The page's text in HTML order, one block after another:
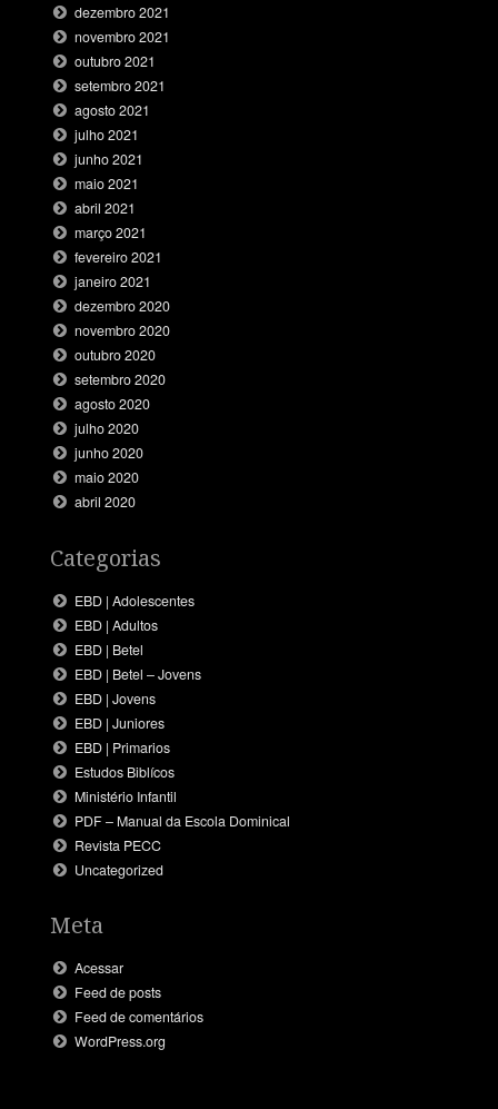
dezembro 2021
novembro 2021
outubro 2021
setembro 2021
agosto 2021
julho 2021
junho 2021
maio 2021
abril 2021
março 2021
fevereiro 2021
janeiro 2021
dezembro 2020
novembro 2020
outubro 2020
setembro 2020
agosto 2020
julho 2020
junho 2020
maio 2020
abril 2020
Categorias
EBD | Adolescentes
EBD | Adultos
EBD | Betel
EBD | Betel – Jovens
EBD | Jovens
EBD | Juniores
EBD | Primarios
Estudos Biblícos
Ministério Infantil
PDF – Manual da Escola Dominical
Revista PECC
Uncategorized
Meta
Acessar
Feed de posts
Feed de comentários
WordPress.org